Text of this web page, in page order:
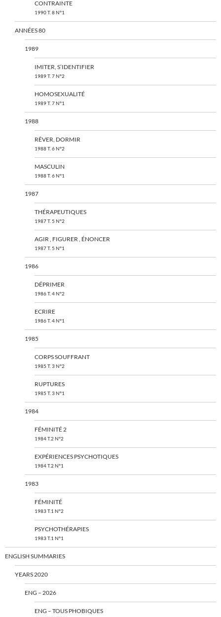
CONTRAINTE
1990 T. 8 N°1
ANNÉES 80
1989
IMITER, S’IDENTIFIER
1989 T. 7 N°2
HOMOSEXUALITÉ
1989 T. 7 N°1
1988
RÊVER, DORMIR
1988 T. 6 N°2
MASCULIN
1988 T. 6 N°1
1987
THÉRAPEUTIQUES
1987 T. 5 N°2
AGIR , FIGURER , ÉNONCER
1987 T. 5 N°1
1986
DÉPRIMER
1986 T. 4 N°2
ECRIRE
1986 T. 4 N°1
1985
CORPS SOUFFRANT
1985 T. 3 N°2
RUPTURES
1985 T. 3 N°1
1984
FÉMINITÉ 2
1984 T.2 N°2
EXPÉRIENCES PSYCHOTIQUES
1984 T.2 N°1
1983
FÉMINITÉ
1983 T.1 N°2
PSYCHOTHÉRAPIES
1983 T.1 N°1
ENGLISH SUMMARIES
YEARS 2020
ENG – 2026
ENG – TOUS PHOBIQUES